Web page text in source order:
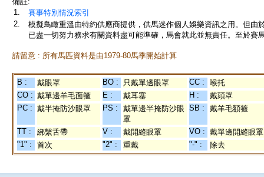
1.
賽事特別情況索引
2.
模擬鳥瞰重溫由特約供應商提供，供馬迷作個人娛樂資訊之用。但
已盡一切努力務求有關資料盡可能準確，馬會就此並無責任。至於賽
請留意 : 所有馬匹資料是由1979-80馬季開始計算
B : 戴眼罩 BO : 只戴單邊眼罩 CC :
喉托
CO : 戴單邊羊毛面箍 E : 戴耳塞 H :
戴頭罩
PC : 戴半掩防沙眼罩 PS :
戴單邊半掩防沙眼
罩
SB : 戴羊毛額箍
TT : 綁繫舌帶 V : 戴開縫眼罩 VO : 戴單邊開縫眼罩
"1" :
首次 "2" : 重戴 "-" : 除去